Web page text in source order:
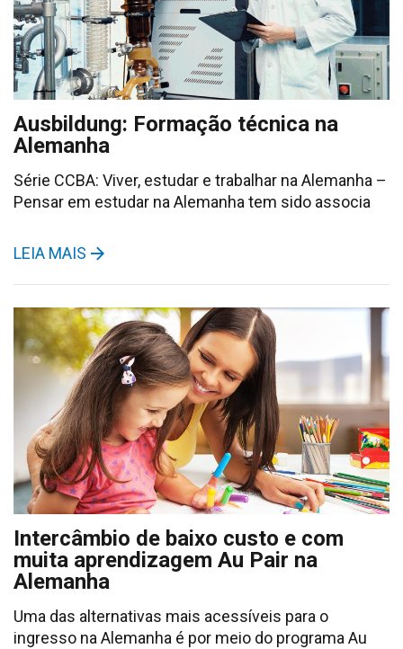
Ausbildung: Formação técnica na
Alemanha
Série CCBA: Viver, estudar e trabalhar na Alemanha –
Pensar em estudar na Alemanha tem sido associa
LEIA MAIS
Intercâmbio de baixo custo e com
muita aprendizagem Au Pair na
Alemanha
Uma das alternativas mais acessíveis para o
ingresso na Alemanha é por meio do programa Au